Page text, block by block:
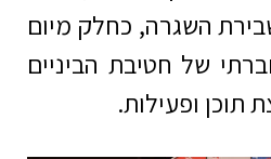
השגרה, כחלק מיום
של חטיבת הביניים
תוכן ופעילות.